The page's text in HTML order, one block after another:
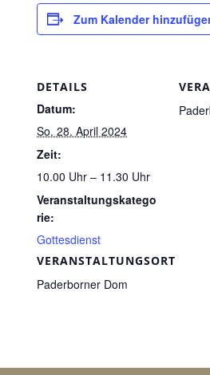
Zum Kalender
DETAILS
Datum:
So. 28. April 2024
Zeit:
10.00 Uhr – 11.30 Uhr
Veranstaltungskatego
rie:
Gottesdienst
VERANSTALTUNGSORT
Paderborner Dom